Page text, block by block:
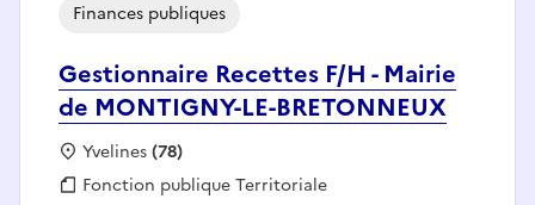
Gestionnaire Recettes F/H - Mairie
de MONTIGNY-LE-BRETONNEUX
Finances publiques
Localisation :
Yvelines(78)
Fonction publique :
Fonction publique Territoriale